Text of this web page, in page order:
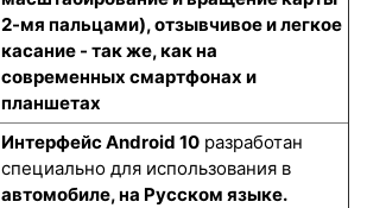
2-мя пальцами), отзывчивое и легкое
касание - так же, как на
современных смартфонах и
планшетах
Интерфейс Android 10 разработан
специально для использования в
автомобиле, на Русском языке.